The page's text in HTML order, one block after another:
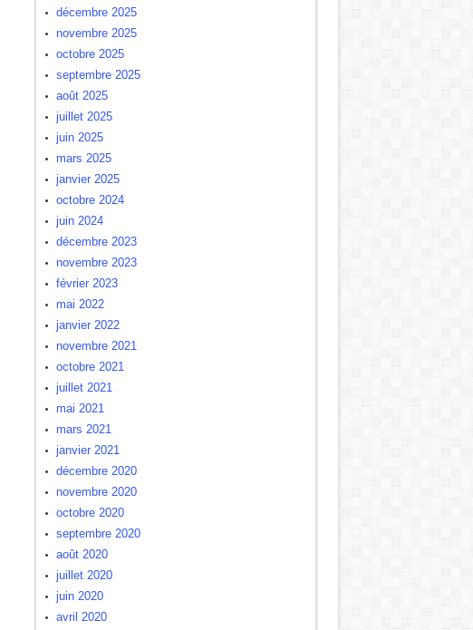
décembre 2025
novembre 2025
octobre 2025
septembre 2025
août 2025
juillet 2025
juin 2025
mars 2025
janvier 2025
octobre 2024
juin 2024
décembre 2023
novembre 2023
février 2023
mai 2022
janvier 2022
novembre 2021
octobre 2021
juillet 2021
mai 2021
mars 2021
janvier 2021
décembre 2020
novembre 2020
octobre 2020
septembre 2020
août 2020
juillet 2020
juin 2020
avril 2020